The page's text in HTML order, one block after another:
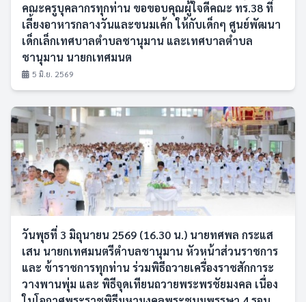
คณะครูบุคลากรทุกท่าน ขอขอบคุณผู้ใจดีคณะ ทร.38 ที่
เลี้ยงอาหารกลางวันและขนมเค้ก ให้กับเด็กๆ ศูนย์พัฒนา
เด็กเล็กเทศบาลตำบลชานุมาน และเทศบาลตำบล
ชานุมาน นายกเทศมนต
5 มิ.ย. 2569
วันพุธที่ 3 มิถุนายน 2569 (16.30 น.) นายทศพล กระแส
เสน นายกเทศมนตรีตำบลชานุมาน หัวหน้าส่วนราชการ
และ ข้าราชการทุกท่าน ร่วมพิธีถวายเครื่องราชสักการะ
วางพานพุ่ม และ พิธีจุดเทียนถวายพระพรชัยมงคล เนื่อง